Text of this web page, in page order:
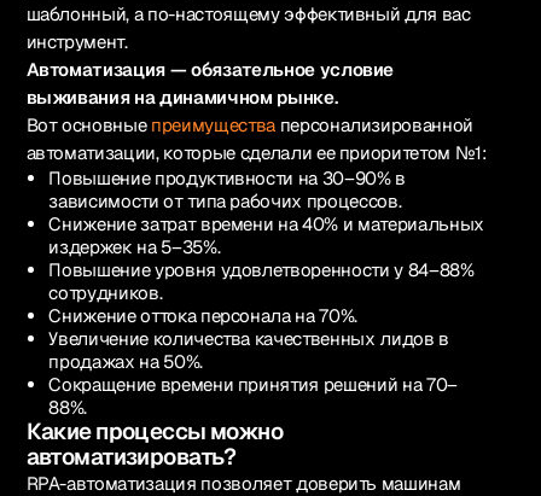
шаблонный, а по-настоящему эффективный для вас
инструмент.
Автоматизация — обязательное условие
выживания на динамичном рынке.
Вот основные преимуществаперсонализированной
автоматизации, которые сделали ее приоритетом №1:
Повышение продуктивности на 30–90% в
зависимости от типа рабочих процессов.
Снижение затрат времени на 40% и материальных
издержек на 5–35%.
Повышение уровня удовлетворенности у 84–88%
сотрудников.
Снижение оттока персонала на 70%.
Увеличение количества качественных лидов в
продажах на 50%.
Сокращение времени принятия решений на 70–
88%.
Какие процессы можно
автоматизировать?
RPA-автоматизация позволяет доверить машинам